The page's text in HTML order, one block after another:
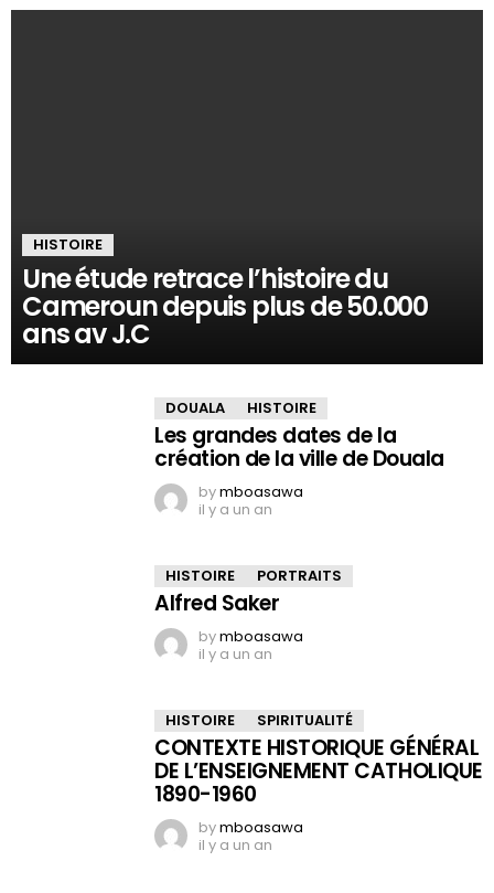
HISTOIRE
Une étude retrace l’histoire du
Cameroun depuis plus de 50.000
ans av J.C
DOUALA HISTOIRE
Les grandes dates de la
création de la ville de Douala
bymboasawa
il y a un an
HISTOIRE PORTRAITS
Alfred Saker
bymboasawa
il y a un an
HISTOIRE SPIRITUALITÉ
CONTEXTE HISTORIQUE GÉNÉRAL
DE L’ENSEIGNEMENT CATHOLIQUE
1890-1960
bymboasawa
il y a un an